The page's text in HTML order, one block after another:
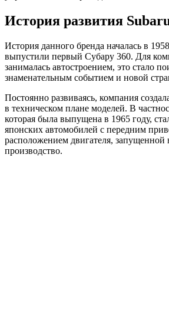
История развития
История данного бренда началась в
выпустили первый Субару 360. Для
занималась автостроением, это стало
знаменательным событием и новой
Постоянно развиваясь, компания
в техническом плане моделей. В
которая была выпущена в 1965 году,
японских автомобилей с передним
расположением двигателя, запущенной
производство.